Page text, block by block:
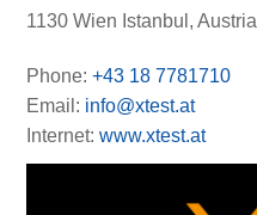
1130 Wien Istanbul, Austria
Phone:+43 18 7781710
Email: info@xtest.at
Internet:www.xtest.at